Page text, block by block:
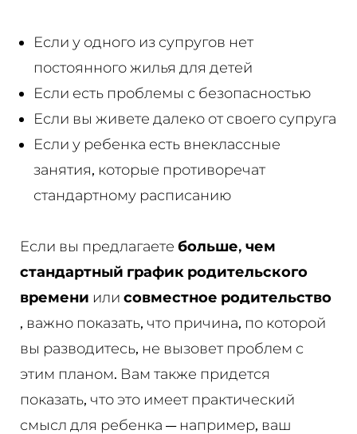
Если у одного из супругов нет
постоянного жилья для детей
Если есть проблемы с безопасностью
Если вы живете далеко от своего супруга
Если у ребенка есть внеклассные
занятия, которые противоречат
стандартному расписанию
Если вы предлагаете больше, чем
стандартный график родительского
времени или совместное родительство
, важно показать, что причина, по которой
вы разводитесь, не вызовет проблем с
этим планом. Вам также придется
показать, что это имеет практический
смысл для ребенка — например, ваш